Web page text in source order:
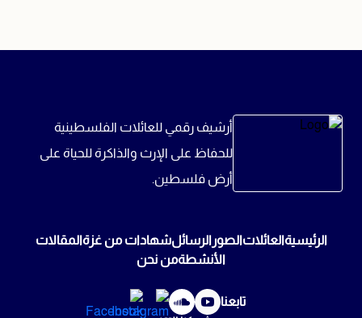
أرشيف رقمي للعائلات الفلسطينية
للحفاظ على الإرث والذاكرة للحياة على
أرض فلسطين.
الرئيسيةالعائلاتالصور الرسائلشهادات من غزةالمقالات
الأنشطةمن نحن
تابعنا